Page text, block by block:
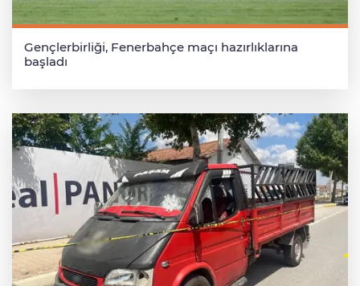
Gençlerbirliği, Fenerbahçe maçı hazırlıklarına
başladı